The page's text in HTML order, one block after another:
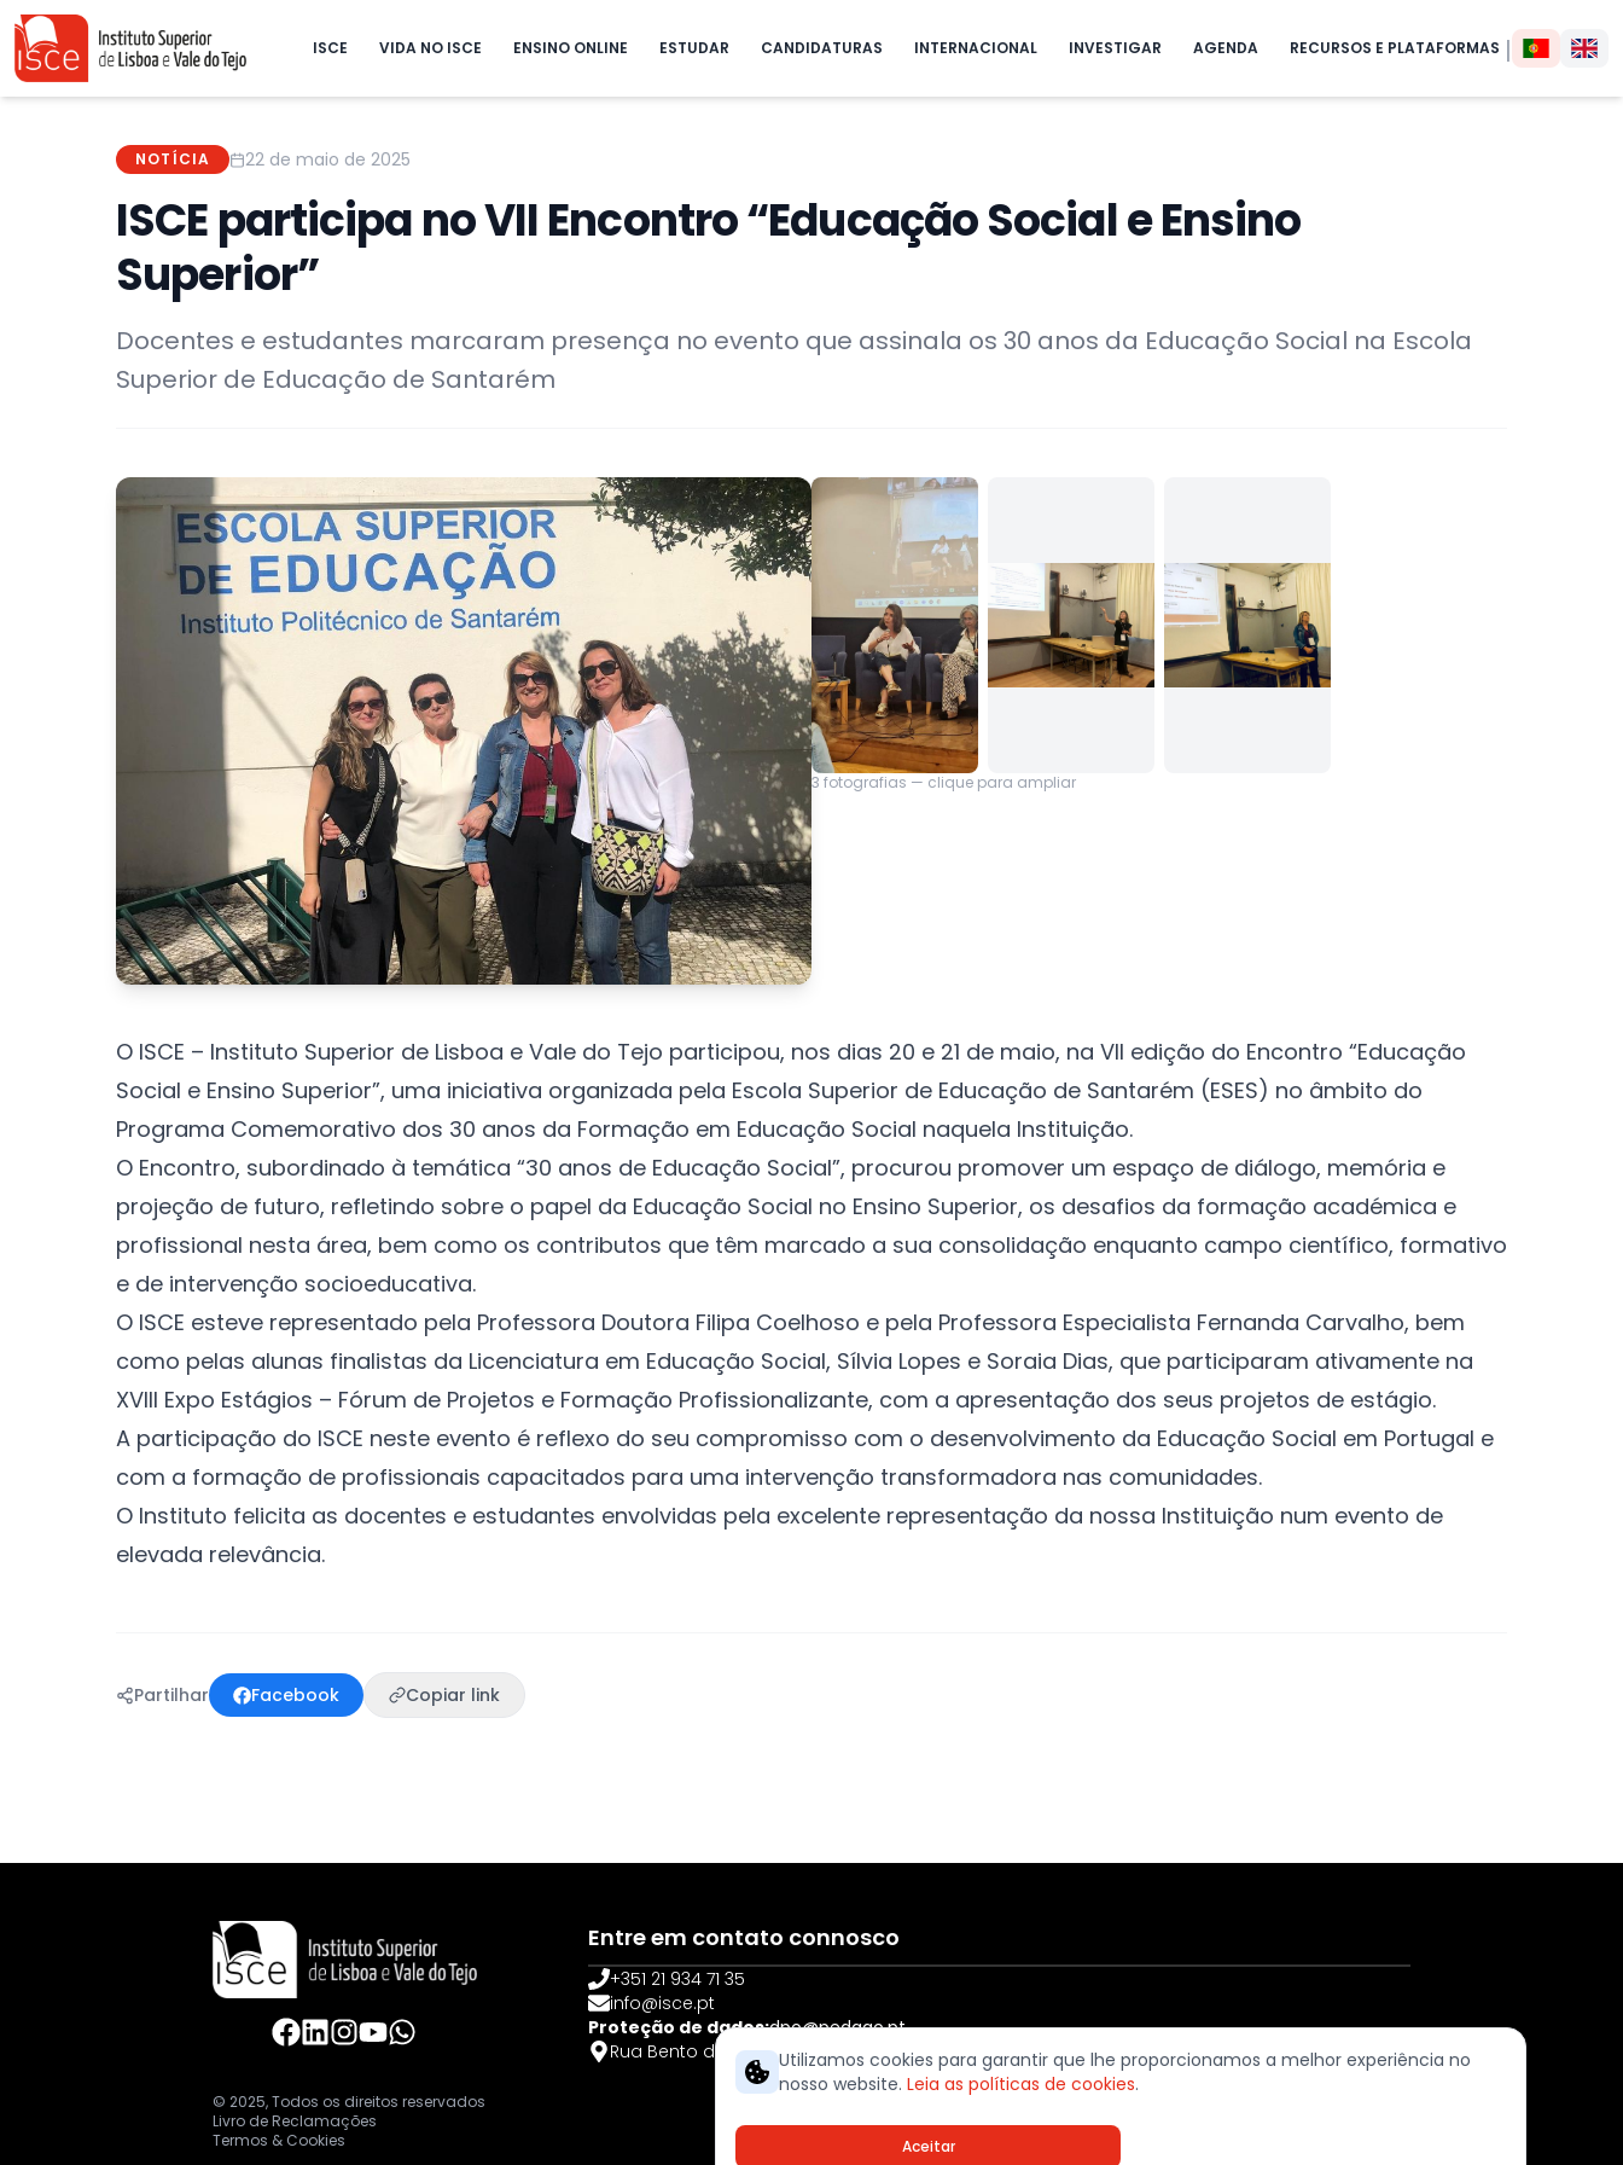
Utilizamos cookies para garantir que lhe proporcionamos a melhor experiência no
nosso website. Leia as políticas de cookies.
Aceitar
ISCE VIDA NO ISCE ENSINO ONLINE ESTUDAR CANDIDATURAS INTERNACIONAL INVESTIGAR AGENDA RECURSOS E PLATAFORMAS |
NOTÍCIA 22 de maio de 2025
ISCE participa no VII Encontro “Educação Social e Ensino
Superior”
Docentes e estudantes marcaram presença no evento que assinala os 30 anos da Educação Social na Escola
Superior de Educação de Santarém
3 fotografias — clique para ampliar
O ISCE – Instituto Superior de Lisboa e Vale do Tejo participou, nos dias 20 e 21 de maio, na VII edição do Encontro “Educação
Social e Ensino Superior”, uma iniciativa organizada pela Escola Superior de Educação de Santarém (ESES) no âmbito do
Programa Comemorativo dos 30 anos da Formação em Educação Social naquela Instituição.
O Encontro, subordinado à temática “30 anos de Educação Social”, procurou promover um espaço de diálogo, memória e
projeção de futuro, refletindo sobre o papel da Educação Social no Ensino Superior, os desafios da formação académica e
profissional nesta área, bem como os contributos que têm marcado a sua consolidação enquanto campo científico, formativo
e de intervenção socioeducativa.
O ISCE esteve representado pela Professora Doutora Filipa Coelhoso e pela Professora Especialista Fernanda Carvalho, bem
como pelas alunas finalistas da Licenciatura em Educação Social, Sílvia Lopes e Soraia Dias, que participaram ativamente na
XVIII Expo Estágios – Fórum de Projetos e Formação Profissionalizante, com a apresentação dos seus projetos de estágio.
A participação do ISCE neste evento é reflexo do seu compromisso com o desenvolvimento da Educação Social em Portugal e
com a formação de profissionais capacitados para uma intervenção transformadora nas comunidades.
O Instituto felicita as docentes e estudantes envolvidas pela excelente representação da nossa Instituição num evento de
elevada relevância.
Partilhar Facebook Copiar link
Entre em contato connosco
+351 21 934 71 35
info@isce.pt
Proteção de dados:dpo@pedago.pt
Rua Bento de Jesus Caraça, 12 – Serra da Amoreira 2620-379 Ramada (Odivelas) | PORTUGAL
© 2025, Todos os direitos reservados
Livro de Reclamações
Termos & Cookies